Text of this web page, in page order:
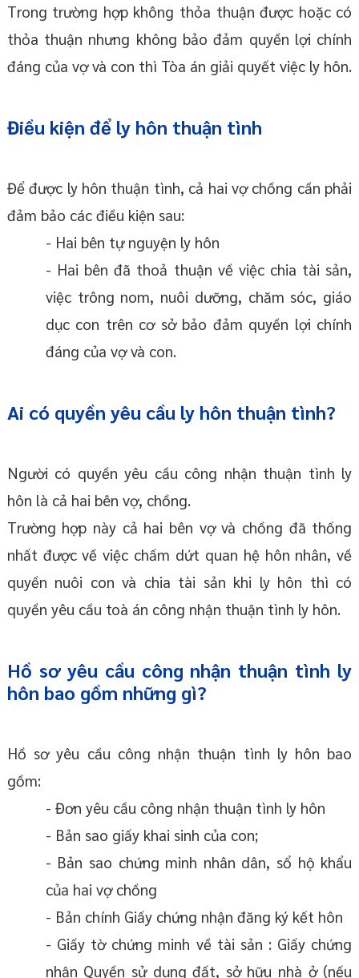
Trong trường hợp không thỏa thuận được hoặc có
thỏa thuận nhưng không bảo đảm quyền lợi chính
đáng của vợ và con thì Tòa án giải quyết việc ly hôn.
Điều kiện để ly hôn thuận tình
Để được ly hôn thuận tình, cả hai vợ chồng cần phải
đảm bảo các điều kiện sau:
- Hai bên tự nguyện ly hôn
- Hai bên đã thoả thuận về việc chia tài sản,
việc trông nom, nuôi dưỡng, chăm sóc, giáo
dục con trên cơ sở bảo đảm quyền lợi chính
đáng của vợ và con.
Ai có quyền yêu cầu ly hôn thuận tình?
Người có quyền yêu cầu công nhận thuận tình ly
hôn là cả hai bên vợ, chồng.
Trường hợp này cả hai bên vợ và chồng đã thống
nhất được về việc chấm dứt quan hệ hôn nhân, về
quyền nuôi con và chia tài sản khi ly hôn thì có
quyền yêu cầu toà án công nhận thuận tình ly hôn.
Hồ sơ yêu cầu công nhận thuận tình ly
hôn bao gồm những gì?
Hồ sơ yêu cầu công nhận thuận tình ly hôn bao
gồm:
- Đơn yêu cầu công nhận thuận tình ly hôn
- Bản sao giấy khai sinh của con;
- Bản sao chứng minh nhân dân, sổ hộ khẩu
của hai vợ chồng
- Bản chính Giấy chứng nhận đăng ký kết hôn
- Giấy tờ chứng minh về tài sản : Giấy chứng
nhận Quyền sử dụng đất, sở hữu nhà ở (nếu